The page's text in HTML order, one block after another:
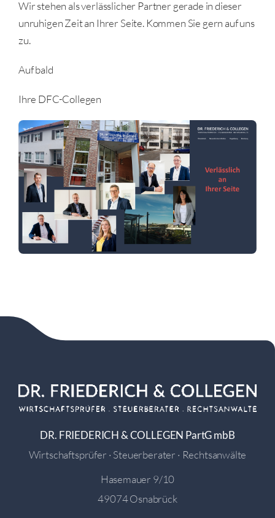
Wir stehen als verlässlicher Partner gerade in dieser
unruhigen Zeit an Ihrer Seite. Kommen Sie gern auf uns
zu.
Auf bald
Ihre DFC-Collegen
DR. FRIEDERICH & COLLEGEN PartG mbB
Wirtschaftsprüfer · Steuerberater · Rechtsanwälte
Hasemauer 9/10
49074 Osnabrück